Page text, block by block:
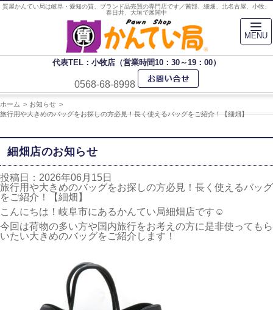
質屋かんてい局は岐阜・愛知の質、ブランド品売買の専門店です／茜部、細畑、北名古屋、小牧、
春日井、大垣で展開中
代表TEL：小牧店（営業時間10：30～19：00）
0568-68-8998
ホーム
お知らせ
旅行用や大きめのバッグをお探しの方必見！長く使えるバッグをご紹介！【細畑】
細畑店のお知らせ
投稿日：2026年06月15日
旅行用や大きめのバッグをお探しの方必見！長く使えるバッグ
をご紹介！【細畑】
こんにちは！岐阜市にあるかんてい局細畑店です☺
今回は荷物の多い方や国内旅行をお考えの方に是非使ってもら
いたい大きめのバッグをご紹介します！
MENU